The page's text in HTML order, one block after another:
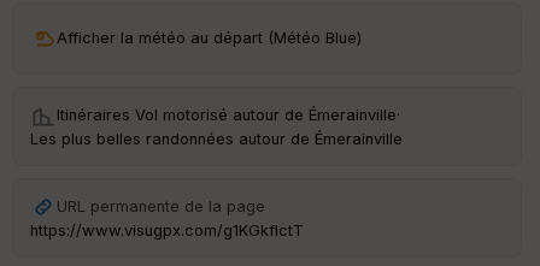
Afficher la météo au départ (Météo Blue)
Itinéraires Vol motorisé autour de Émerainville·
Les plus belles randonnées autour de Émerainville
URL permanente de la page
https://www.visugpx.com/g1KGkflctT